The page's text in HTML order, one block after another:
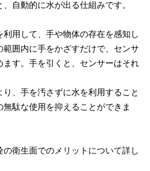
自動的に水が出る仕組みです。
用して、手や物体の存在を感知し
範囲内に手をかざすだけで、センサ
す。手を引くと、センサーはそれ
、手を汚さずに水を利用すること
駄な使用を抑えることができま
衛生面でのメリットについて詳し